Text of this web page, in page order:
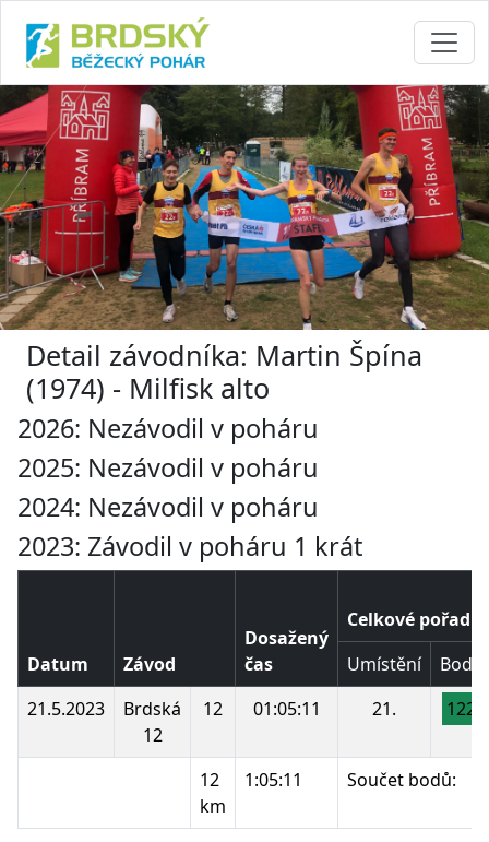
Detail závodníka: Martin Špína
(1974) - Milfisk alto
2026: Nezávodil v poháru
2025: Nezávodil v poháru
2024: Nezávodil v poháru
2023: Závodil v poháru 1 krát
Datum Závod
Dosažený
čas
Celkové pořadí
Umístění
Body
21.5.2023
Brdská
12
12 01:05:11 21. 122
12
km
1:05:11 Součet bodů: